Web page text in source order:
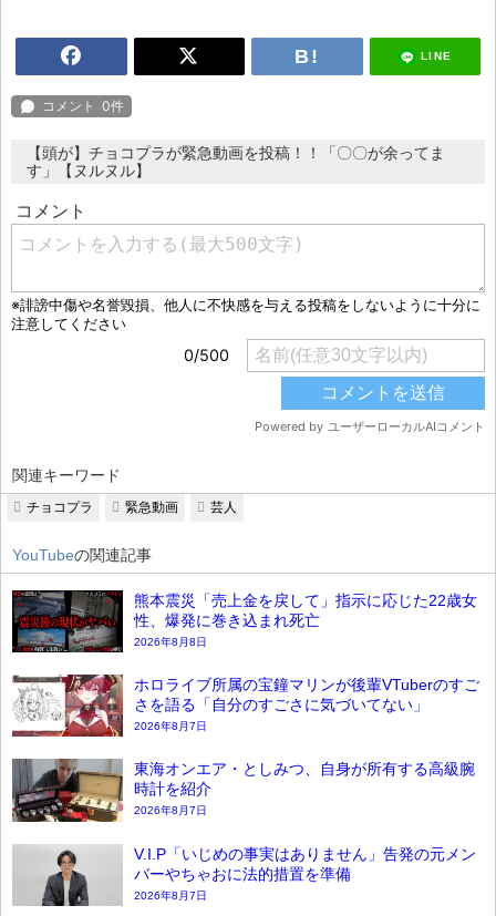
LINE
【頭が】チョコプラが緊急動画を投稿！！「〇〇が余ってま
す」【ヌルヌル】
関連キーワード
チョコプラ 緊急動画 芸人
YouTubeの関連記事
熊本震災「売上金を戻して」指示に応じた22歳女
性、爆発に巻き込まれ死亡
2026年8月8日
ホロライブ所属の宝鐘マリンが後輩VTuberのすご
さを語る「自分のすごさに気づいてない」
2026年8月7日
東海オンエア・としみつ、自身が所有する高級腕
時計を紹介
2026年8月7日
V.I.P「いじめの事実はありません」告発の元メン
バーやちゃおに法的措置を準備
2026年8月7日